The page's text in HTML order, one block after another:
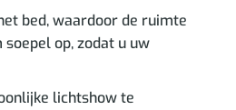
bed, waardoor de ruimte
op, zodat u uw
lichtshow te